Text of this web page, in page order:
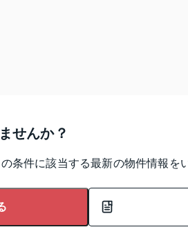
せんか？
条件に該当する最新の物件情報を